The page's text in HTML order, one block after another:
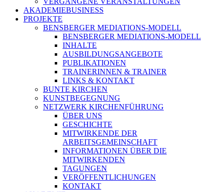
AKADEMIEBUSINESS
PROJEKTE
BENSBERGER MEDIATIONS-MODELL
BENSBERGER MEDIATIONS-MODELL
INHALTE
AUSBILDUNGSANGEBOTE
PUBLIKATIONEN
TRAINERINNEN & TRAINER
LINKS & KONTAKT
BUNTE KIRCHEN
KUNSTBEGEGNUNG
NETZWERK KIRCHENFÜHRUNG
ÜBER UNS
GESCHICHTE
MITWIRKENDE DER
ARBEITSGEMEINSCHAFT
INFORMATIONEN ÜBER DIE
MITWIRKENDEN
TAGUNGEN
VERÖFFENTLICHUNGEN
KONTAKT